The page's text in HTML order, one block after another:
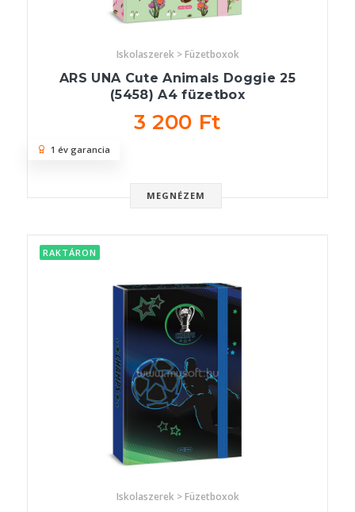
Iskolaszerek > Füzetboxok
ARS UNA Cute Animals Doggie 25
(5458) A4 füzetbox
3 200 Ft
MEGNÉZEM
1 év garancia
RAKTÁRON
Iskolaszerek > Füzetboxok